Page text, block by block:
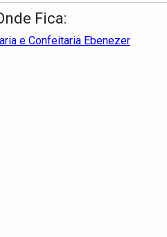
Fica:
e Confeitaria Ebenezer